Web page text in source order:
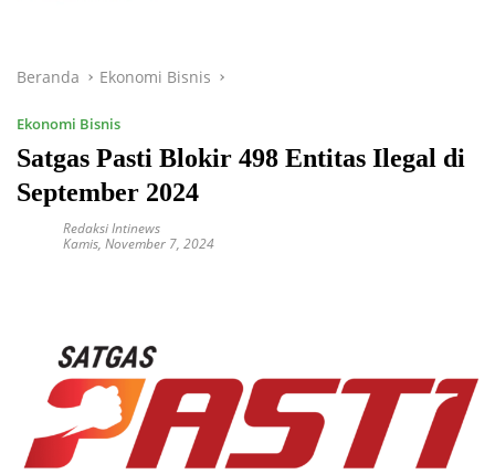
Beranda Ekonomi Bisnis
Ekonomi Bisnis
Satgas Pasti Blokir 498 Entitas Ilegal di
September 2024
Redaksi Intinews
Kamis, November 7, 2024